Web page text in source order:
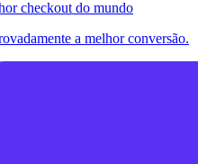
checkout do mundo
a melhor conversão.